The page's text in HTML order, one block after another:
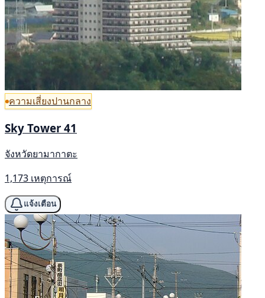
ความเสี่ยงปานกลาง
Sky Tower 41
จังหวัดยามากาตะ
1,173 เหตุการณ์
แจ้งเตือน